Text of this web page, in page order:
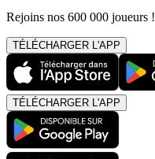
Rejoins nos 600 000 joueurs !
TÉLÉCHARGER L'APP
TÉLÉCHARGER L'APP